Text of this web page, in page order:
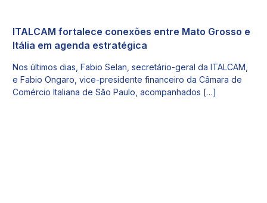
ITALCAM fortalece conexões entre Mato Grosso e
Itália em agenda estratégica
Nos últimos dias, Fabio Selan, secretário-geral da ITALCAM,
e Fabio Ongaro, vice-presidente financeiro da Câmara de
Comércio Italiana de São Paulo, acompanhados […]